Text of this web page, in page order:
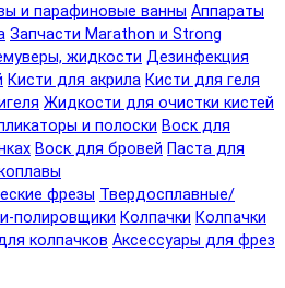
и парафиновые ванны Аппараты
Запчасти Marathon и Strong
жидкости Дезинфекция
Кисти для акрила Кисти для геля
Жидкости для очистки кистей
и полоски Воск для
Воск для бровей Паста для
фрезы Твердосплавные/
полировщики Колпачки Колпачки
колпачков Аксессуары для фрез